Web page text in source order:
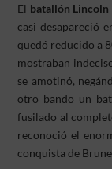
El batallón Lincoln
casi desapareció
quedó reducido a
mostraban
se amotinó,
otro bando un
fusilado al
reconoció el
conquista de